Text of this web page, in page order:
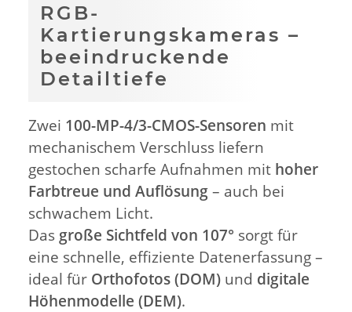
RGB-
Kartierungskameras –
beeindruckende
Detailtiefe
Zwei 100-MP-4/3-CMOS-Sensoren mit
mechanischem Verschluss liefern
gestochen scharfe Aufnahmen mit hoher
Farbtreue und Auflösung– auch bei
schwachem Licht.
Das große Sichtfeld von 107° sorgt für
eine schnelle, effiziente Datenerfassung –
ideal für Orthofotos (DOM) und digitale
Höhenmodelle (DEM).